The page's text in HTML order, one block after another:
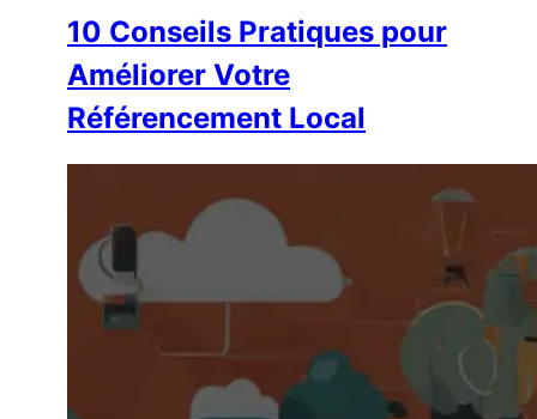
10 Conseils Pratiques pour
Améliorer Votre
Référencement Local